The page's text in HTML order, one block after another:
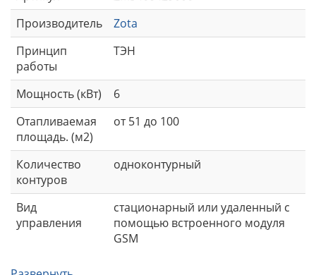
Производитель
Zota
Принцип
работы
ТЭН
Мощность (кВт)
6
Отапливаемая
площадь. (м2)
от 51 до 100
Количество
контуров
одноконтурный
Вид
управления
стационарный или удаленный с
помощью встроенного модуля
GSM